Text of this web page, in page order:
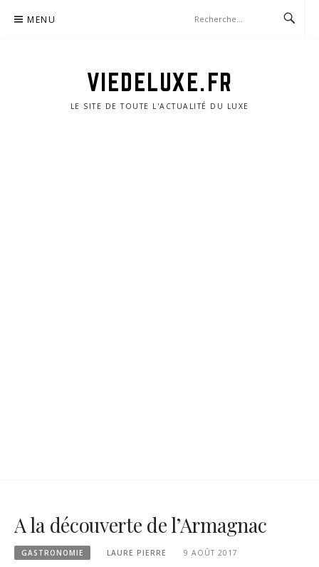
MENU
VIEDELUXE.FR
LE SITE DE TOUTE L'ACTUALITÉ DU LUXE
A la découverte de l’Armagnac
GASTRONOMIE LAURE PIERRE 9 AOÛT 2017